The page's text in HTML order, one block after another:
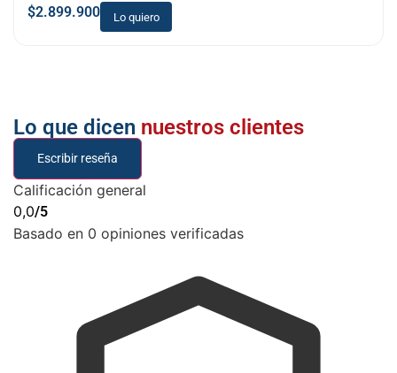
$2.899.900 Lo quiero
Lo que dicen nuestros clientes
Escribir reseña
Calificación general
0,0/5
Basado en 0 opiniones verificadas